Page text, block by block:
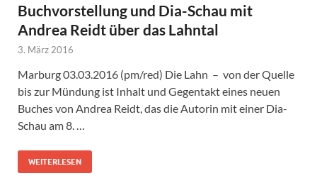
Buchvorstellung und Dia-Schau mit
Andrea Reidt über das Lahntal
3. März 2016
Marburg 03.03.2016 (pm/red) Die Lahn – von der Quelle
bis zur Mündung ist Inhalt und Gegentakt eines neuen
Buches von Andrea Reidt, das die Autorin mit einer Dia-
Schau am 8. …
WEITERLESEN